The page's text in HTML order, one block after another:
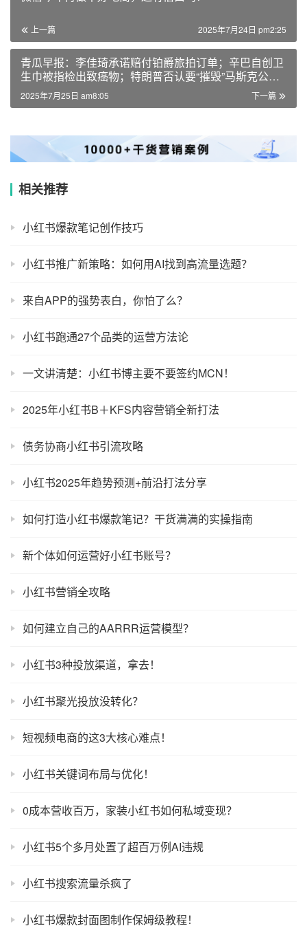
上一篇 2025年7月24日 pm2:25
青瓜早报：李佳琦承诺赔付铂爵旅拍订单；辛巴自创卫
生巾被指检出致癌物；特朗普否认要“摧毁”马斯克公
司…
下一篇
2025年7月25日 am8:05
相关推荐
小红书爆款笔记创作技巧
小红书推广新策略：如何用AI找到高流量选题？
来自APP的强势表白，你怕了么？
小红书跑通27个品类的运营方法论
一文讲清楚：小红书博主要不要签约MCN！
2025年小红书B＋KFS内容营销全新打法
债务协商小红书引流攻略
小红书2025年趋势预测+前沿打法分享
如何打造小红书爆款笔记？干货满满的实操指南
新个体如何运营好小红书账号？
小红书营销全攻略
如何建立自己的AARRR运营模型？
小红书3种投放渠道，拿去！
小红书聚光投放没转化？
短视频电商的这3大核心难点！
小红书关键词布局与优化！
0成本营收百万，家装小红书如何私域变现？
小红书5个多月处置了超百万例AI违规
小红书搜索流量杀疯了
小红书爆款封面图制作保姆级教程！